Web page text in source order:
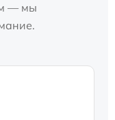
— мы